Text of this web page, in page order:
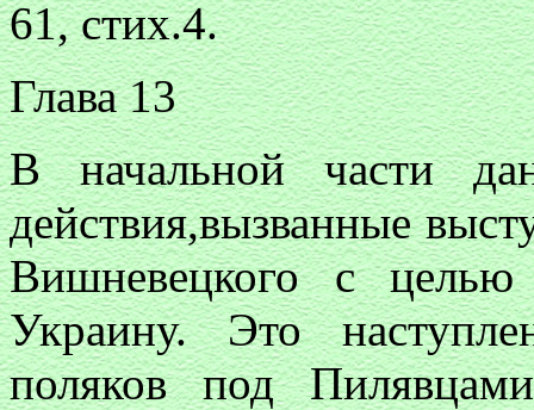
61, стих.4.
Глава 13
В начальной части
действия,вызванные
Вишневецкого с целью
Украину. Это
поляков под